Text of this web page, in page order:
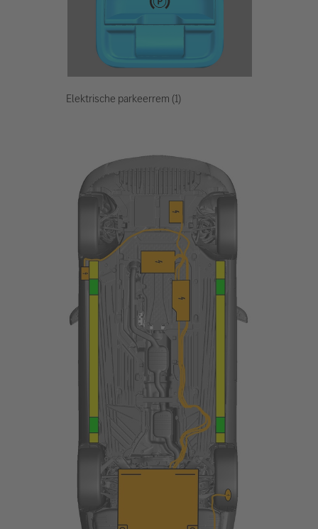
Elektrische parkeerrem (1)